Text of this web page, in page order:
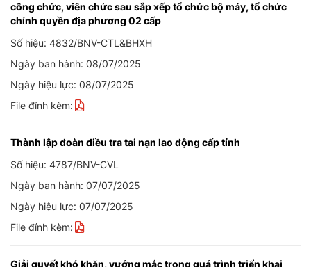
công chức, viên chức sau sắp xếp tổ chức bộ máy, tổ chức
chính quyền địa phương 02 cấp
Số hiệu: 4832/BNV-CTL&BHXH
Ngày ban hành: 08/07/2025
Ngày hiệu lực: 08/07/2025
File đính kèm:
Thành lập đoàn điều tra tai nạn lao động cấp tỉnh
Số hiệu: 4787/BNV-CVL
Ngày ban hành: 07/07/2025
Ngày hiệu lực: 07/07/2025
File đính kèm:
Giải quyết khó khăn, vướng mắc trong quá trình triển khai